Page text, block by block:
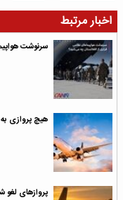
اخبار مرتبط
سرنوشت
هیچ پروازی
پروازهای لغو شده